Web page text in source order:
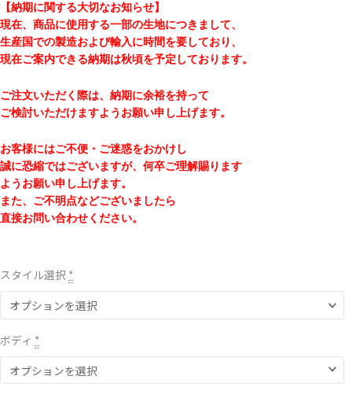
【納期に関する大切なお知らせ】
現在、商品に使用する一部の生地につきまして、
生産国での製造および輸入に時間を要しており、
現在ご案内できる納期は秋頃を予定しております。
ご注文いただく際は、納期に余裕を持って
ご検討いただけますようお願い申し上げます。
お客様にはご不便・ご迷惑をおかけし
誠に恐縮ではございますが、何卒ご理解賜ります
ようお願い申し上げます。
また、ご不明点などございましたら
直接お問い合わせください。
スタイル選択 *
ボディ *